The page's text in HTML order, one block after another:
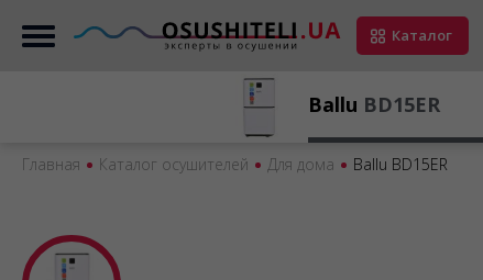
Каталог
Главная Каталог осушителей Для дома Ballu BD15ER
Ballu BD15ER